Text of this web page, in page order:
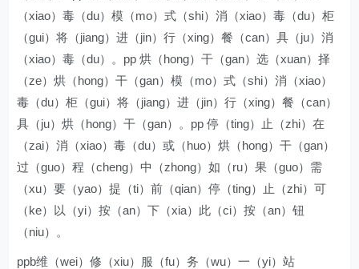
（xiao）毒（du）模（mo）式（shi）消（xiao）毒（du）柜
（gui）将（jiang）进（jin）行（xing）餐（can）具（ju）消
（xiao）毒（du）。pp 烘（hong）干（gan）选（xuan）择
（ze）烘（hong）干（gan）模（mo）式（shi）消（xiao）
毒（du）柜（gui）将（jiang）进（jin）行（xing）餐（can）
具（ju）烘（hong）干（gan）。pp 停（ting）止（zhi）在
（zai）消（xiao）毒（du）或（huo）烘（hong）干（gan）
过（guo）程（cheng）中（zhong）如（ru）果（guo）需
（xu）要（yao）提（ti）前（qian）停（ting）止（zhi）可
（ke）以（yi）按（an）下（xia）此（ci）按（an）钮
（niu）。
ppb维（wei）修（xiu）服（fu）务（wu）一（yi）站